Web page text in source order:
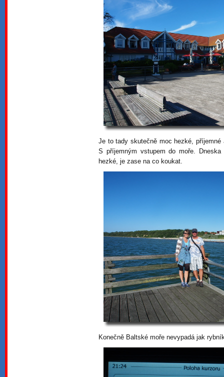
Je to tady skutečně moc hezké,
S příjemným vstupem do moře.
hezké, je zase na co koukat.
Konečně Baltské moře nevypadá jak